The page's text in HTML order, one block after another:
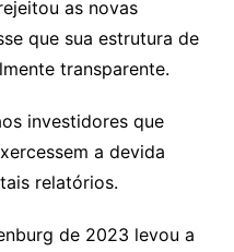
as novas
que sua estrutura de
transparente.
investidores que
a devida
relatórios.
de 2023 levou a